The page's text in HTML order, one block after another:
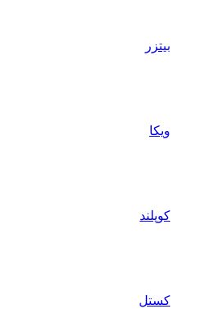
بیتزر
ویکا
کوپلند
کستل